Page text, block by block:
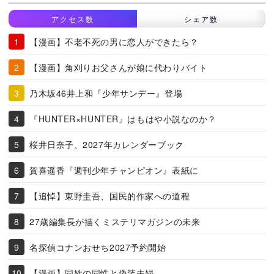
アクセス数 シェア数
【漫画】不老不死の男に恋人ができたら？
【漫画】角刈りお父さんが娘に代わりバイト
乃木坂46井上和『少年サンデー』登場
『HUNTER×HUNTER』はもはや小説なのか？
桜井日奈子、2027年カレンダーブック
賀喜遥香『週刊少年チャンピオン』表紙に
【追悼】東野圭吾、国民的作家への道程
27歳編集長が描くミステリマガジンの未来
名探偵コナンおせち2027予約開始